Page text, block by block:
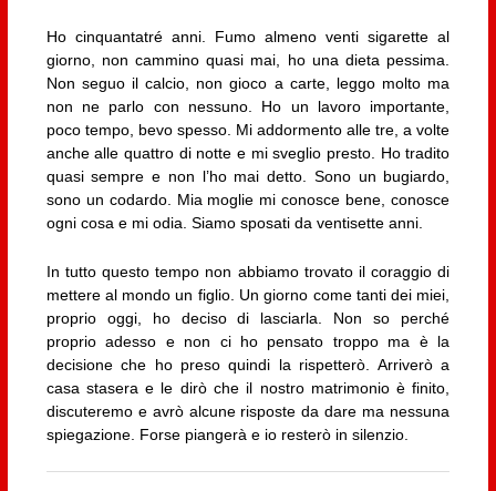
Ho cinquantatré anni. Fumo almeno venti sigarette al
giorno, non cammino quasi mai, ho una dieta pessima.
Non seguo il calcio, non gioco a carte, leggo molto ma
non ne parlo con nessuno. Ho un lavoro importante,
poco tempo, bevo spesso. Mi addormento alle tre, a volte
anche alle quattro di notte e mi sveglio presto. Ho tradito
quasi sempre e non l’ho mai detto. Sono un bugiardo,
sono un codardo. Mia moglie mi conosce bene, conosce
ogni cosa e mi odia. Siamo sposati da ventisette anni.
In tutto questo tempo non abbiamo trovato il coraggio di
mettere al mondo un figlio. Un giorno come tanti dei miei,
proprio oggi, ho deciso di lasciarla. Non so perché
proprio adesso e non ci ho pensato troppo ma è la
decisione che ho preso quindi la rispetterò. Arriverò a
casa stasera e le dirò che il nostro matrimonio è finito,
discuteremo e avrò alcune risposte da dare ma nessuna
spiegazione. Forse piangerà e io resterò in silenzio.